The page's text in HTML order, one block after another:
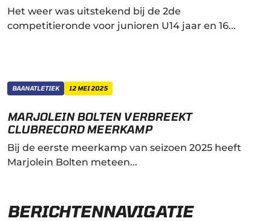
Het weer was uitstekend bij de 2de
competitieronde voor junioren U14 jaar en 16...
BAANATLETIEK 12 MEI 2025
MARJOLEIN BOLTEN VERBREEKT
CLUBRECORD MEERKAMP
Bij de eerste meerkamp van seizoen 2025 heeft
Marjolein Bolten meteen...
BERICHTENNAVIGATIE